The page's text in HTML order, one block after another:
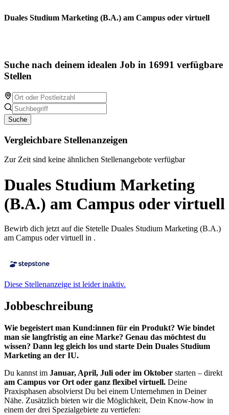
Duales Studium Marketing (B.A.) am Campus oder virtuell
Suche nach deinem idealen Job in 16991 verfügbare
Stellen
Suche
Vergleichbare Stellenanzeigen
Zur Zeit sind keine ähnlichen Stellenangebote verfügbar
Duales Studium Marketing
(B.A.) am Campus oder virtuell
Bewirb dich jetzt auf die Stetelle Duales Studium Marketing (B.A.)
am Campus oder virtuell in .
Diese Stellenanzeige ist leider inaktiv.
Jobbeschreibung
Wie begeistert man Kund:innen für ein Produkt? Wie bindet
man sie langfristig an eine Marke? Genau das möchtest du
wissen? Dann leg gleich los und starte Dein Duales Studium
Marketing an der IU.
Du kannst im Januar, April, Juli oder im Oktober starten – direkt
am Campus vor Ort oder ganz flexibel virtuell. Deine
Praxisphasen absolvierst Du bei einem Unternehmen in Deiner
Nähe. Zusätzlich bieten wir die Möglichkeit, Dein Know-how in
einem der drei Spezialgebiete zu vertiefen: